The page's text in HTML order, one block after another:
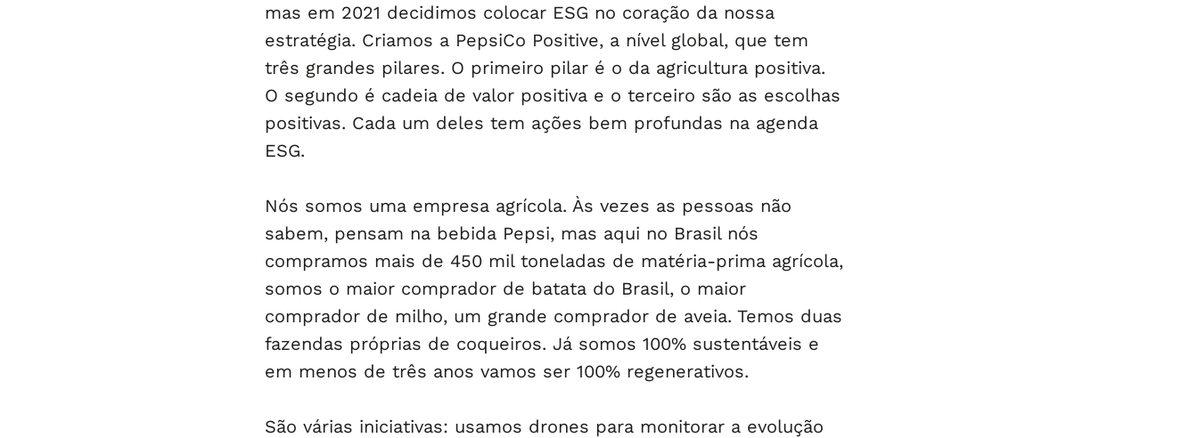
mas em 2021 decidimos colocar ESG no coração da nossa
estratégia. Criamos a PepsiCo Positive, a nível global, que tem
três grandes pilares. O primeiro pilar é o da agricultura positiva.
O segundo é cadeia de valor positiva e o terceiro são as escolhas
positivas. Cada um deles tem ações bem profundas na agenda
ESG.
Nós somos uma empresa agrícola. Às vezes as pessoas não
sabem, pensam na bebida Pepsi, mas aqui no Brasil nós
compramos mais de 450 mil toneladas de matéria-prima agrícola,
somos o maior comprador de batata do Brasil, o maior
comprador de milho, um grande comprador de aveia. Temos duas
fazendas próprias de coqueiros. Já somos 100% sustentáveis e
em menos de três anos vamos ser 100% regenerativos.
São várias iniciativas: usamos drones para monitorar a evolução